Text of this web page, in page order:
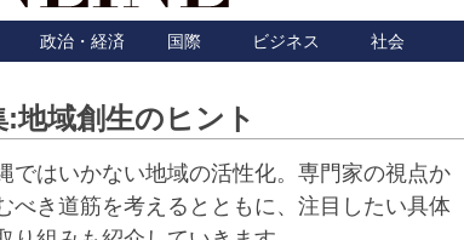
政治・経済 国際 ビジネス 社会
:地域創生のヒント
ではいかない地域の活性化。専門家の視点か
べき道筋を考えるとともに、注目したい具体